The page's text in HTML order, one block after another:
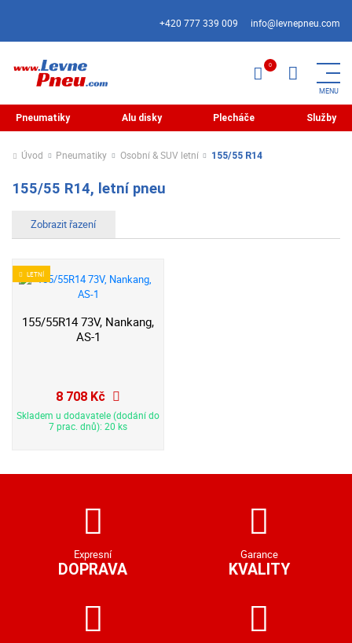
+420 777 339 009 info@levnepneu.com
Pneumatiky Alu disky Plecháče Služby
Úvod Pneumatiky Osobní & SUV letní 155/55 R14
155/55 R14, letní pneu
LETNÍ
155/55R14 73V, Nankang,
AS-1
8 708 Kč
Skladem u dodavatele (dodání do
7 prac. dnů): 20 ks
Expresní
DOPRAVA
Garance
KVALITY